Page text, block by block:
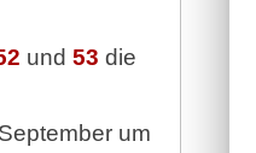
und 53 die
um